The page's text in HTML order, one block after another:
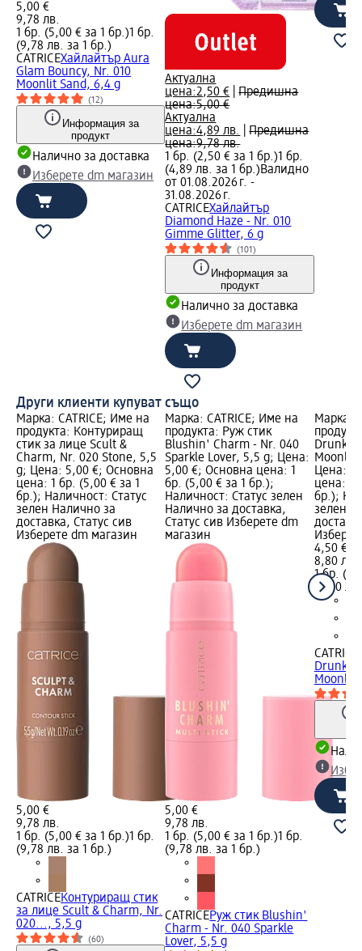
5,00 €
9,78 лв.
1 бр. (5,00 € за 1 бр.)1 бр.
(9,78 лв. за 1 бр.)
CATRICEХайлайтър Aura
Glam Bouncy, Nr. 010
Moonlit Sand, 6,4 g
(12)
Информация за
продукт
Налично за доставка
Изберете dm магазин
Актуална
цена:2,50 € |Предишна
цена:5,00 €
Актуална
цена:4,89 лв. |Предишна
цена:9,78 лв.
1 бр. (2,50 € за 1 бр.)1 бр.
(4,89 лв. за 1 бр.)Валидно
от 01.08.2026 г. -
31.08.2026 г.
CATRICEХайлайтър
Diamond Haze - Nr. 010
Gimme Glitter, 6 g
(101)
Информация за
продукт
Налично за доставка
Изберете dm магазин
Други клиенти купуват също
Марка: CATRICE; Име на
продукта: Контуриращ
стик за лице Scult &
Charm, Nr. 020 Stone, 5,5
g; Цена: 5,00 €; Основна
цена: 1 бр. (5,00 € за 1
бр.); Наличност: Статус
зелен Налично за
доставка, Статус сив
Изберете dm магазин
5,00 €
9,78 лв.
1 бр. (5,00 € за 1 бр.)1 бр.
(9,78 лв. за 1 бр.)
CATRICEКонтуриращ стик
за лице Scult & Charm, Nr.
020..., 5,5 g
(60)
Марка: CATRICE; Име на
продукта: Руж стик
Blushin' Charm - Nr. 040
Sparkle Lover, 5,5 g; Цена:
5,00 €; Основна цена: 1
бр. (5,00 € за 1 бр.);
Наличност: Статус зелен
Налично за доставка,
Статус сив Изберете dm
магазин
5,00 €
9,78 лв.
1 бр. (5,00 € за 1 бр.)1 бр.
(9,78 лв. за 1 бр.)
CATRICEРуж стик Blushin'
Charm - Nr. 040 Sparkle
Lover, 5,5 g
Марка:
Drunk'n
Цена:
цена: 1
бр.);
зелен
4,50 €
8,80 лв.
1 бр.
(8,80
CATRICE
Drunk'n